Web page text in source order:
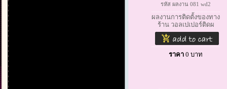
รหัส ผลงาน 081 wd2
ผลงานการติดตั้งของทาง
ร้าน วอลเปเปอร์ติดผ
ราคา 0 บาท